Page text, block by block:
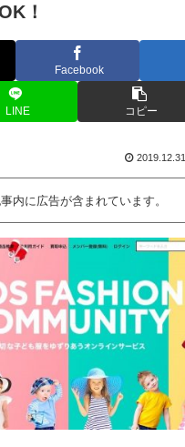
！
Facebook
LINE コピー
2019.12.31
内に広告が含まれています。